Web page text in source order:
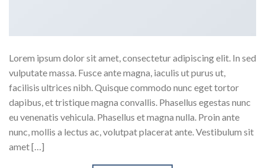
Lorem ipsum dolor sit amet, consectetur adipiscing elit. In sed
vulputate massa. Fusce ante magna, iaculis ut purus ut,
facilisis ultrices nibh. Quisque commodo nunc eget tortor
dapibus, et tristique magna convallis. Phasellus egestas nunc
eu venenatis vehicula. Phasellus et magna nulla. Proin ante
nunc, mollis a lectus ac, volutpat placerat ante. Vestibulum sit
amet […]